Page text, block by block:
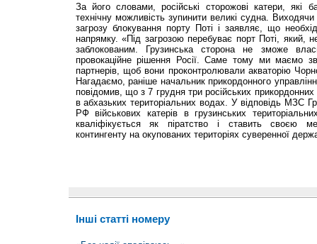
За його словами, російські сторожові катери, які
технічну можливість зупинити великі судна.
загрозу блокування порту Поті і заявляє, що
напрямку. «Під загрозою перебуває порт Поті, який,
заблокованим. Грузинська сторона не зможе
провокаційне рішення Росії. Саме тому ми маємо
партнерів, щоб вони проконтролювали акваторію
Нагадаємо, раніше начальник прикордонного
повідомив, що з 7 грудня три російських
в абхазьких територіальних водах. У відповідь МЗС
РФ військових катерів в грузинських
кваліфікується як піратство і ставить своєю
контингенту на окупованих територіях суверенної
Інші статті номеру